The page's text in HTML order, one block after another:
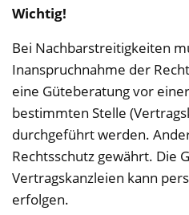
Wichtig!
Bei Nachbarstreitigkeiten
Inanspruchnahme der
eine Güteberatung vor
bestimmten Stelle
durchgeführt werden.
Rechtsschutz gewährt. Die
Vertragskanzleien kann
erfolgen.